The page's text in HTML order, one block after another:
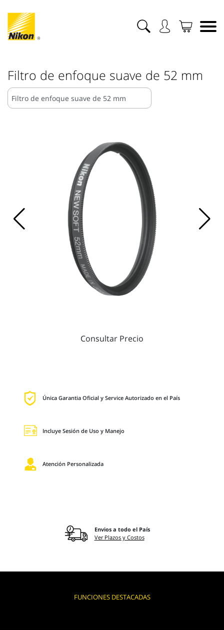
Filtro de enfoque suave de 52 mm
Consultar Precio
Única Garantia Oficial y Service Autorizado en el País
Incluye Sesión de Uso y Manejo
Atención Personalizada
Envios a todo el País
Ver Plazos y Costos
FUNCIONES DESTACADAS